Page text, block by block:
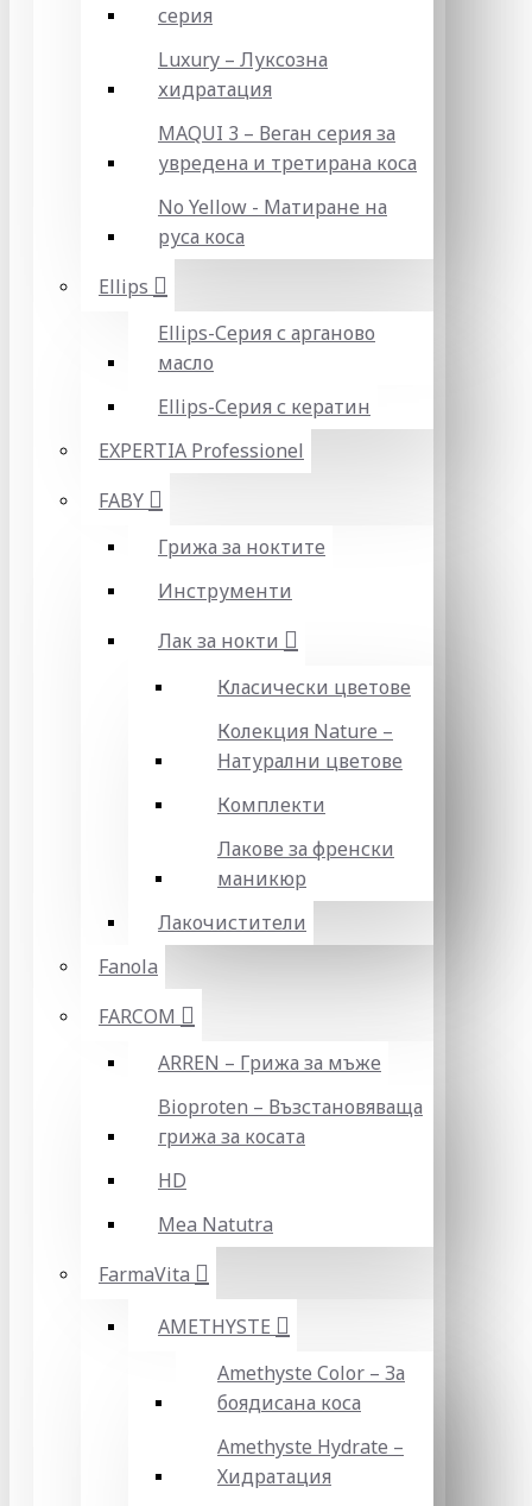
серия
Luxury – Луксозна
хидратация
MAQUI 3 – Веган серия за
увредена и третирана коса
No Yellow - Матиране на
руса коса
Ellips
Ellips-Серия с арганово
масло
Ellips-Серия с кератин
EXPERTIA Professionel
FABY
Грижа за ноктите
Инструменти
Лак за нокти
Класически цветове
Колекция Nature –
Натурални цветове
Комплекти
Лакове за френски
маникюр
Лакочистители
Fanola
FARCOM
ARREN – Грижа за мъже
Bioproten – Възстановяваща
грижа за косата
HD
Mea Natutra
FarmaVita
AMETHYSTE
Amethyste Color – За
боядисана коса
Amethyste Hydrate –
Хидратация